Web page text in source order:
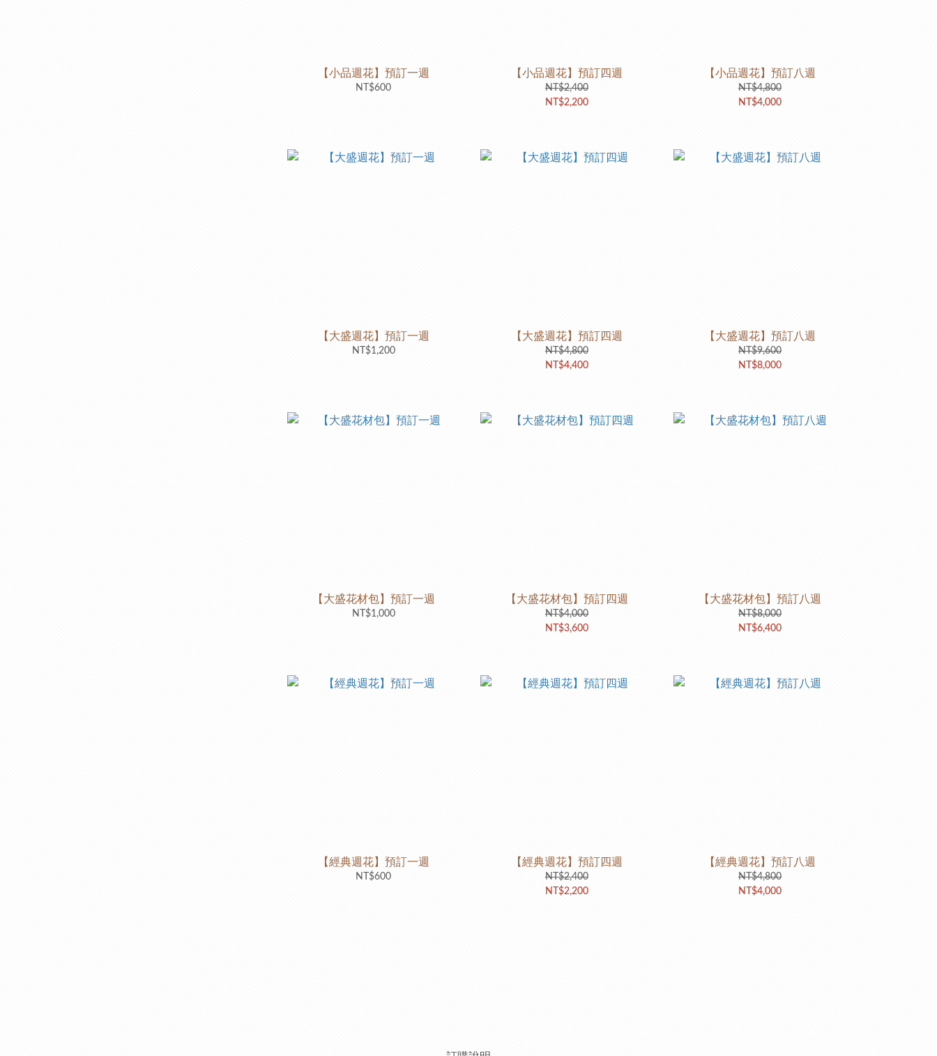
【小品週花】預訂一週
NT$600
【小品週花】預訂四週
NT$2,400
NT$2,200
【小品週花】預訂八週
NT$4,800
NT$4,000
【大盛週花】預訂一週
NT$1,200
【大盛週花】預訂四週
NT$4,800
NT$4,400
【大盛週花】預訂八週
NT$9,600
NT$8,000
【大盛花材包】預訂一週
NT$1,000
【大盛花材包】預訂四週
NT$4,000
NT$3,600
【大盛花材包】預訂八週
NT$8,000
NT$6,400
【經典週花】預訂一週
NT$600
【經典週花】預訂四週
NT$2,400
NT$2,200
【經典週花】預訂八週
NT$4,800
NT$4,000